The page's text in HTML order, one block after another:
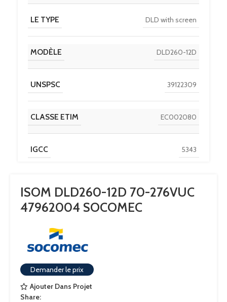
LE TYPE DLD with screen
MODÈLE DLD260-12D
UNSPSC 39122309
CLASSE ETIM EC002080
IGCC 5343
DISCOUNT POLICY LABEL
TOROIDS
ISOM DLD260-12D 70-276VUC
47962004 SOCOMEC
Demander le prix
Ajouter Dans Projet
Share: